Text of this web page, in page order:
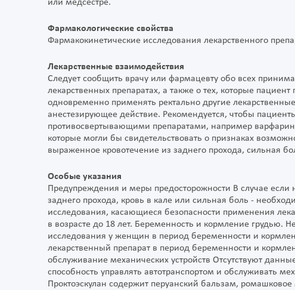
или медсестре.
Фармакологические свойства
Фармакокинетические исследования лекарственного
Лекарственные взаимодействия
Следует сообщить врачу или фармацевту обо всех
лекарственных препаратах, а также о тех, которые
одновременно применять ректально другие
анестезирующее действие. Рекомендуется, чтобы
противосвертывающими препаратами, например
которые могли бы свидетельствовать о признаках
выраженное кровотечение из заднего прохода, сильная
Особые указания
Предупреждения и меры предосторожности В случае
заднего прохода, кровь в кале или сильная боль -
исследования, касающиеся безопасности применения
в возрасте до 18 лет. Беременность и кормление грудью.
исследования у женщин в период беременности и
лекарственный препарат в период беременности и
обслуживание механических устройств Отсутствуют
способность управлять автотранспортом и обслуживать
Проктоэскулан содержит перуанский бальзам,